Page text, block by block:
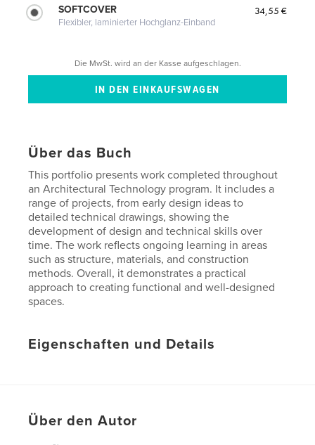
SOFTCOVER
Flexibler, laminierter Hochglanz-Einband
34,55 €
Die MwSt. wird an der Kasse aufgeschlagen.
Über das Buch
This portfolio presents work completed throughout
an Architectural Technology program. It includes a
range of projects, from early design ideas to
detailed technical drawings, showing the
development of design and technical skills over
time. The work reflects ongoing learning in areas
such as structure, materials, and construction
methods. Overall, it demonstrates a practical
approach to creating functional and well-designed
spaces.
Eigenschaften und Details
Seitenanzahl:26
Über den Autor